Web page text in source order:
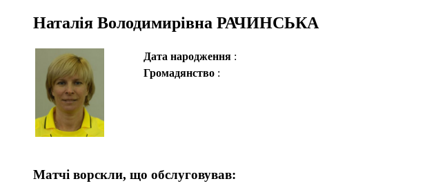
Наталія Володимирівна РАЧИНСЬКА
Дата народження :
Громадянство :
Матчі ворскли, що обслуговував: